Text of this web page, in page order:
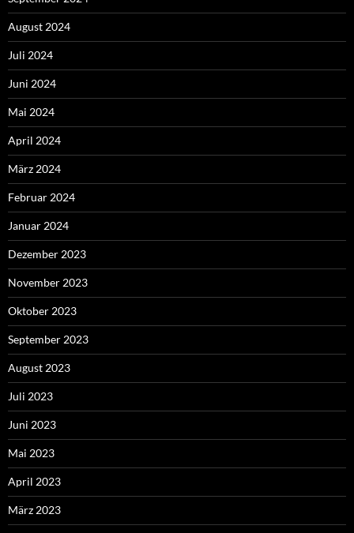
August 2024
Juli 2024
Juni 2024
Mai 2024
April 2024
März 2024
Februar 2024
Januar 2024
Dezember 2023
November 2023
Oktober 2023
September 2023
August 2023
Juli 2023
Juni 2023
Mai 2023
April 2023
März 2023